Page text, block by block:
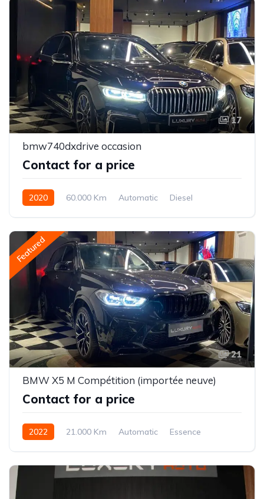
17
bmw740dxdrive occasion
Contact for a price
2020 60.000 Km Automatic Diesel
Featured
21
BMW X5 M Compétition (importée neuve)
Contact for a price
2022 21.000 Km Automatic Essence